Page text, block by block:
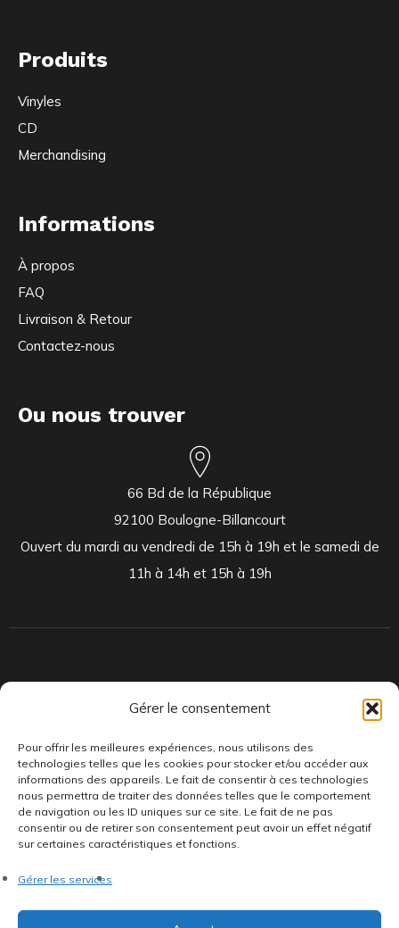
Gérer le consentement
Pour offrir les meilleures expériences, nous utilisons des
technologies telles que les cookies pour stocker et/ou accéder aux
informations des appareils. Le fait de consentir à ces technologies
nous permettra de traiter des données telles que le comportement
de navigation ou les ID uniques sur ce site. Le fait de ne pas
consentir ou de retirer son consentement peut avoir un effet négatif
sur certaines caractéristiques et fonctions.
Gérer les services
Produits
Vinyles
CD
Merchandising
Informations
À propos
FAQ
Livraison & Retour
Contactez-nous
Ou nous trouver
66 Bd de la République
92100 Boulogne-Billancourt
Ouvert du mardi au vendredi de 15h à 19h et le samedi de
11h à 14h et 15h à 19h
toujours des pépites musicales, dont des vinyles rares et exclusifs.
confidentialité
Politique de cookies•Termes & Condition•Mentions légales